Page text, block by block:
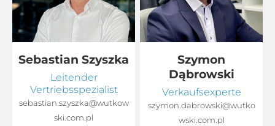
Sebastian Szyszka
Leitender
Vertriebsspezialist
sebastian.szyszka@wutkow
ski.com.pl
Szymon
Dąbrowski
Verkaufsexperte
szymon.dabrowski@wutko
wski.com.pl